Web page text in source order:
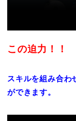
この迫力！！
スキルを組み合わ
ができます。